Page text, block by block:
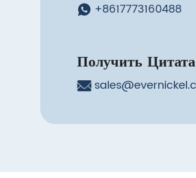
+8617773160488
Получить Цитата